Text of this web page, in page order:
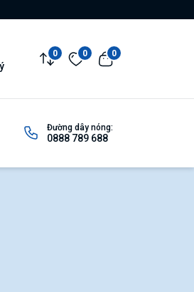
0 0 0
Đường dây nóng:
0888 789 688